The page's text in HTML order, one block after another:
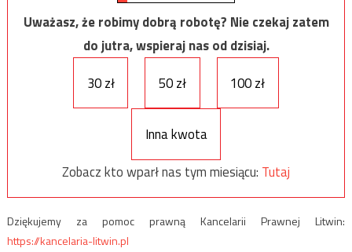
Uważasz, że robimy dobrą robotę? Nie czekaj zatem
do jutra, wspieraj nas od dzisiaj.
30 zł
50 zł 100 zł
Inna kwota
Zobacz kto wparł nas tym miesiącu: Tutaj
Dziękujemy za pomoc prawną Kancelarii Prawnej Litwin:
https://kancelaria-litwin.pl